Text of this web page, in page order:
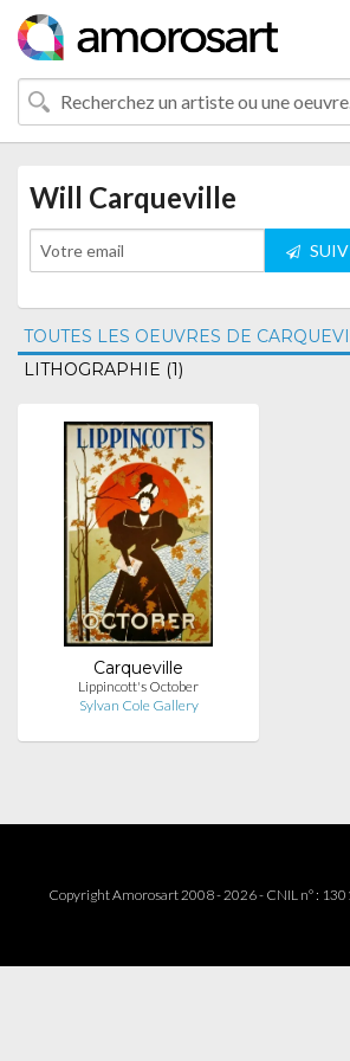
Will Carqueville
TOUTES LES OEUVRES DE
LITHOGRAPHIE (1)
Carqueville
Lippincott's October
Sylvan Cole Gallery
Copyright Amorosart 2008 - 2026 - CNIL n° :